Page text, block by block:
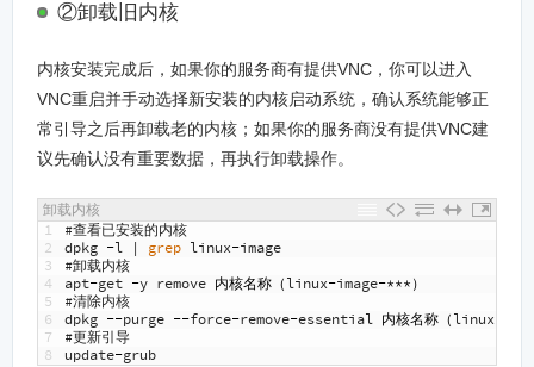
②卸载旧内核
内核安装完成后，如果你的服务商有提供VNC，你可以进入
VNC重启并手动选择新安装的内核启动系统，确认系统能够正
常引导之后再卸载老的内核；如果你的服务商没有提供VNC建
议先确认没有重要数据，再执行卸载操作。
卸载内核
1
2
3
4
5
6
7
8
#查看已安装的内核
dpkg -l | grep linux-image
#卸载内核
apt-get -y remove 内核名称（linux-image-***）
#清除内核
dpkg --purge --force-remove-essential 内核名称（linux
#更新引导
update-grub